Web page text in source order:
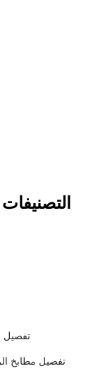
التصنيفات
تفصيل
تفصيل مطابخ